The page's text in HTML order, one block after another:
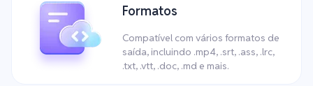
Formatos
Compatível com vários formatos de
saída, incluindo .mp4, .srt, .ass, .lrc,
.txt, .vtt, .doc, .md e mais.